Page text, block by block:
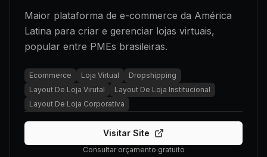
Maior plataforma de e-commerce da América
Latina para criar e gerenciar lojas virtuais,
popular entre PMEs brasileiras.
Ecommerce Loja Virtual
Dropshipping
Layout De Loja Virutal
Layout De Loja Institucional
Layout De Loja Corporativa
Visitar Site
Consultar orçamento gratuito